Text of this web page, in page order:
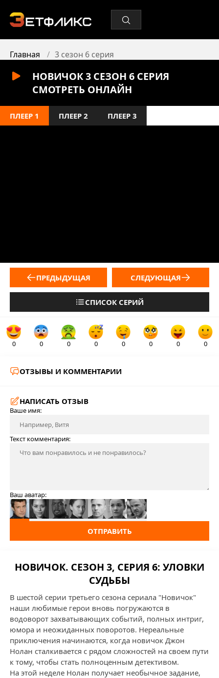
Главная 3 сезон 6 серия
НОВИЧОК 3 СЕЗОН 6 СЕРИЯ
СМОТРЕТЬ ОНЛАЙН
ПЛЕЕР 1 ПЛЕЕР 2 ПЛЕЕР 3
ПРЕДЫДУЩАЯ
СПИСОК СЕРИЙ
СЛЕДУЮЩАЯ
0 0 0 0 0 0 0 0
ОТЗЫВЫ И КОММЕНТАРИИ
НАПИСАТЬ ОТЗЫВ
Ваше имя:
Текст комментария:
Ваш аватар:
ОТПРАВИТЬ
НОВИЧОК. СЕЗОН 3, СЕРИЯ 6: УЛОВКИ
СУДЬБЫ
В шестой серии третьего сезона сериала "Новичок"
наши любимые герои вновь погружаются в
водоворот захватывающих событий, полных интриг,
юмора и неожиданных поворотов. Нереальные
приключения начинаются, когда новичок Джон
Нолан сталкивается с рядом сложностей на своем пути
к тому, чтобы стать полноценным детективом.
На этой неделе Нолан получает необычное задание,